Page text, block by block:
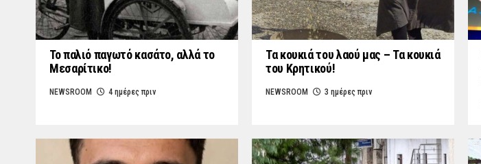
Το παλιό παγωτό κασάτο, αλλά το
Μεσαρίτικο!
NEWSROOM 4 ημέρες πριν
Τα κουκιά του λαού μας – Τα κουκιά
του Κρητικού!
NEWSROOM 3 ημέρες πριν